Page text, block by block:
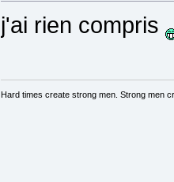
j'ai rien compris
Hard times create strong men. Strong men